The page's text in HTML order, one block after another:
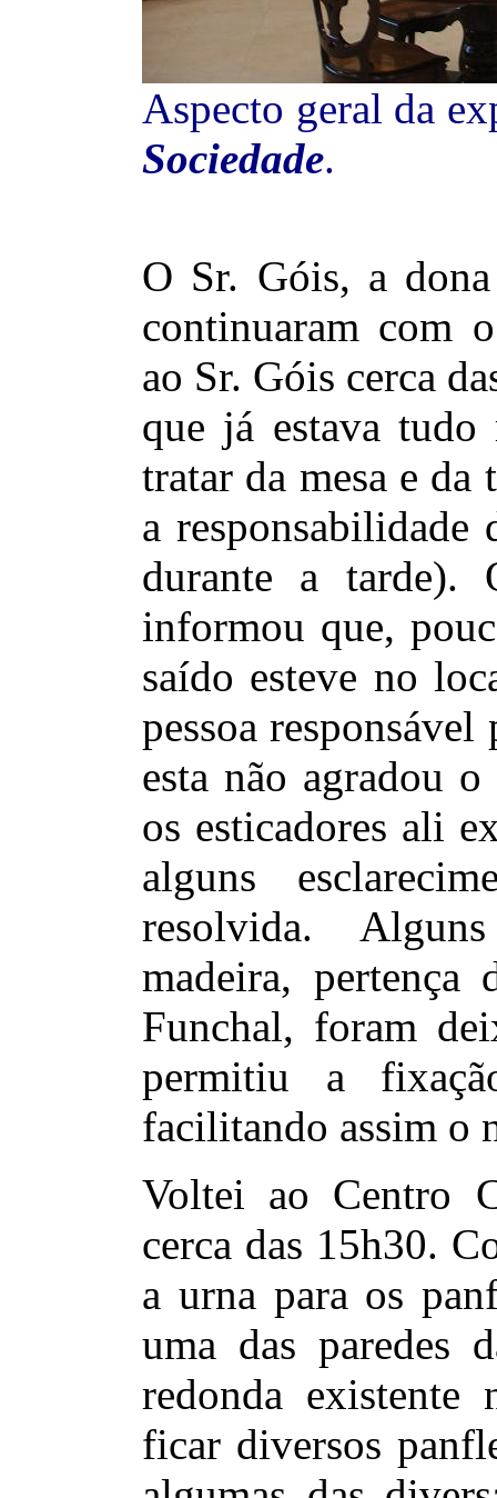
Aspecto geral da
Sociedade.
O Sr. Góis, a
continuaram com
ao Sr. Góis cerca
que já estava tudo
tratar da mesa e da
a responsabilidade
durante a tarde).
informou que,
saído esteve no
pessoa
esta não agradou
os esticadores ali
alguns
resolvida.
madeira, pertença
Funchal, foram
permitiu a
facilitando assim o
Voltei ao Centro
cerca das 15h30.
a urna para os
uma das paredes
redonda
ficar diversos